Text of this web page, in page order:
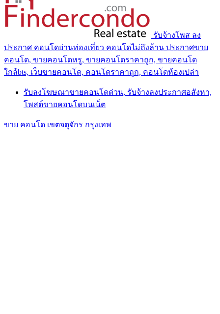
รับจ้างโพส ลง
ประกาศ คอนโดย่านท่องเที่ยว คอนโดไม่ถึงล้าน ประกาศขาย
คอนโด, ขายคอนโดหรู, ขายคอนโดราคาถูก, ขายคอนโด
ใกล้bts, เว็บขายคอนโด, คอนโดราคาถูก, คอนโดห้องเปล่า
รับลงโฆษณาขายคอนโดด่วน, รับจ้างลงประกาศอสังหา,
โพสต์ขายคอนโดบนเน็ต
ขาย คอนโด เขตจตุจักร กรุงเทพ